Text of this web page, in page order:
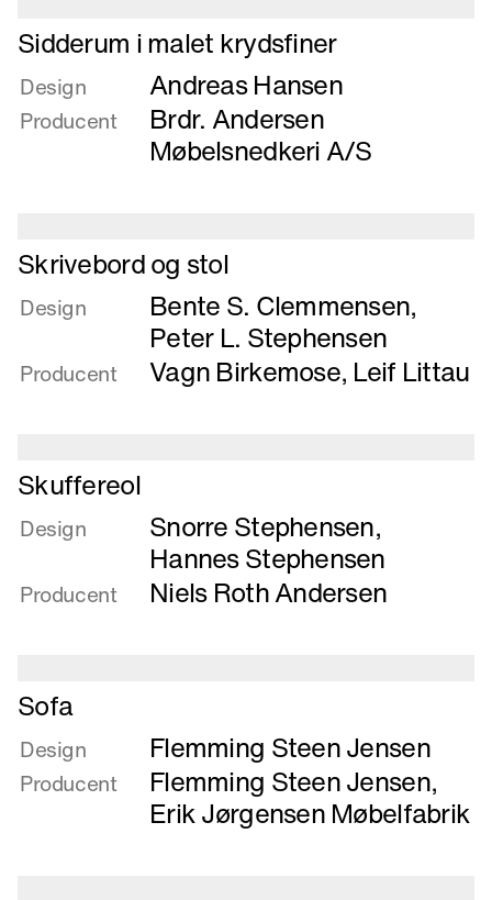
Læs
mere
om
Sidderum
Sidderum i malet krydsfiner
Design Andreas Hansen
Producent
Brdr. Andersen
Møbelsnedkeri A/S
Læs
mere
om
stol
Skrivebord og stol
Design Bente S. Clemmensen,
Peter L. Stephensen
Producent Vagn Birkemose, Leif Littau
Læs
mere
om
Skuffereol
Design Snorre Stephensen,
Hannes Stephensen
Producent Niels Roth Andersen
Læs
mere
om
Sofa
Sofa
Design Flemming Steen Jensen
Producent Flemming Steen Jensen,
Erik Jørgensen Møbelfabrik